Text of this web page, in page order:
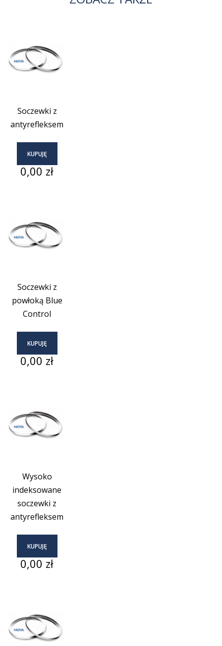
Soczewki z
antyrefleksem
KUPUJĘ
Cena
0,00 zł
Soczewki z
powłoką Blue
Control
KUPUJĘ
Cena
0,00 zł
Wysoko
indeksowane
soczewki z
antyrefleksem
KUPUJĘ
Cena
0,00 zł